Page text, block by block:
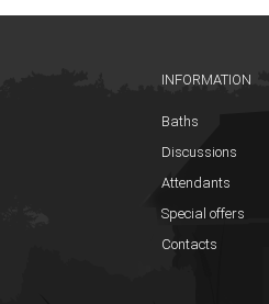
INFORMATION
Baths
Discussions
Attendants
Special offers
Contacts